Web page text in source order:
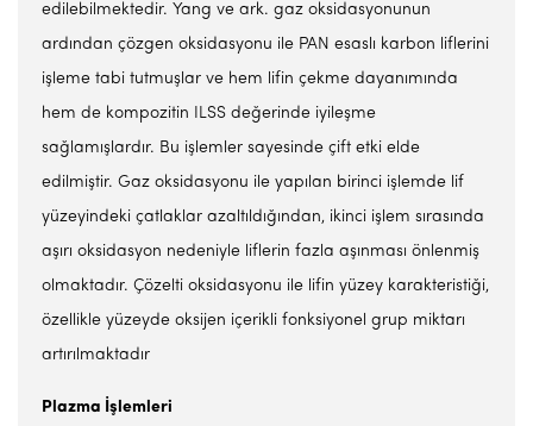
edilebilmektedir. Yang ve ark. gaz oksidasyonunun
ardından çözgen oksidasyonu ile PAN esaslı karbon liflerini
işleme tabi tutmuşlar ve hem lifin çekme dayanımında
hem de kompozitin ILSS değerinde iyileşme
sağlamışlardır. Bu işlemler sayesinde çift etki elde
edilmiştir. Gaz oksidasyonu ile yapılan birinci işlemde lif
yüzeyindeki çatlaklar azaltıldığından, ikinci işlem sırasında
aşırı oksidasyon nedeniyle liflerin fazla aşınması önlenmiş
olmaktadır. Çözelti oksidasyonu ile lifin yüzey karakteristiği,
özellikle yüzeyde oksijen içerikli fonksiyonel grup miktarı
artırılmaktadır
Plazma İşlemleri